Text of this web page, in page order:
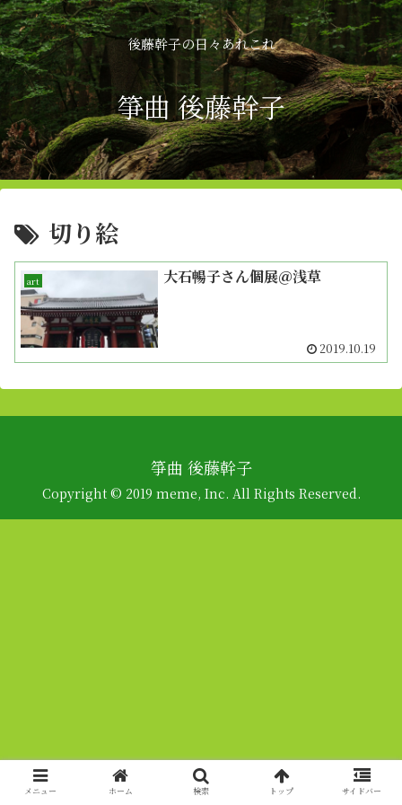
後藤幹子の日々あれこれ
箏曲 後藤幹子
切り絵
art 大石暢子さん個展＠浅草
2019.10.19
箏曲 後藤幹子
Copyright © 2019 meme, Inc. All Rights Reserved.
メニュー ホーム 検索 トップ サイドバー